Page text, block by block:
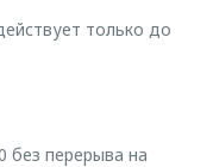
только до
без перерыва на